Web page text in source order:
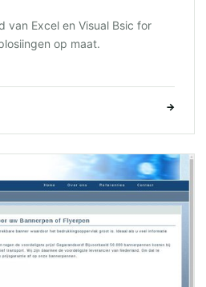
van Excel en Visual Bsic for
op maat.
→